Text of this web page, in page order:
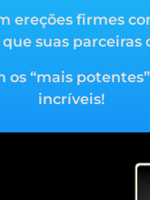
ereções firmes
suas parceiras
“mais
incríveis!